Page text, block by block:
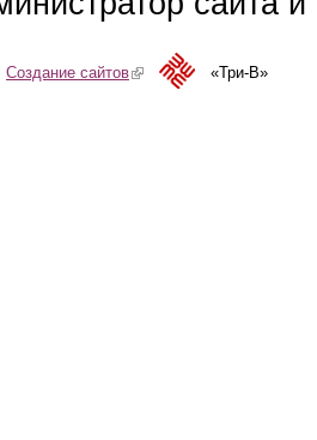
Создание сайтов(link is external)«Три-В»